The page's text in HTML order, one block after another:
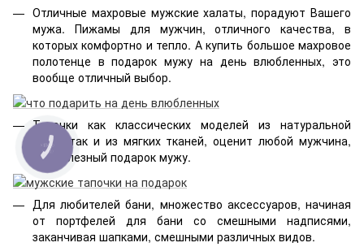
Отличные махровые мужские халаты, порадуют Вашего
мужа. Пижамы для мужчин, отличного качества, в
которых комфортно и тепло. А купить большое махровое
полотенце в подарок мужу на день влюбленных, это
вообще отличный выбор.
Тапочки как классических моделей из натуральной
кожи, так и из мягких тканей, оценит любой мужчина,
это полезный подарок мужу.
Для любителей бани, множество аксессуаров, начиная
от портфелей для бани со смешными надписями,
заканчивая шапками, смешными различных видов.
КНОПКА
СВЯЗИ